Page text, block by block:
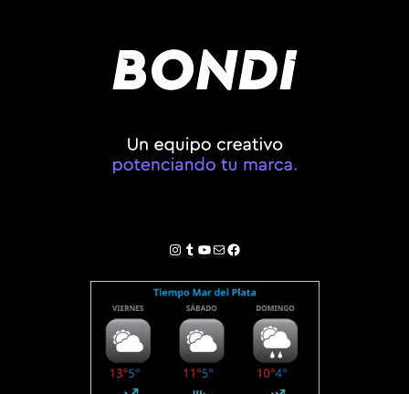
Instagram
Tumblr
YouTube
Correo electrónico
Facebook